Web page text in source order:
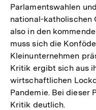
Parlamentswahlen
national-katholischen
also in den
muss sich die
Kleinunternehmen
Kritik ergibt sich aus
wirtschaftlichen
Pandemie. Bei dieser
Kritik deutlich.